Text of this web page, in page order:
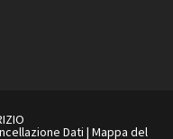
Dati | Mappa del